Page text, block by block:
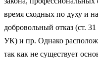
время сходных по духу и
добровольный отказ (ст.
УК) и пр. Однако
так как не существует